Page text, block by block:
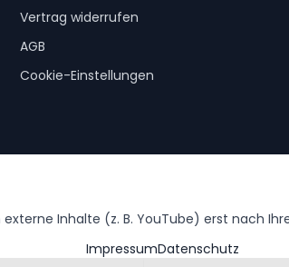
Vertrag widerrufen
AGB
Cookie-Einstellungen
Inhalte (z. B. YouTube) erst nach
ImpressumDatenschutz